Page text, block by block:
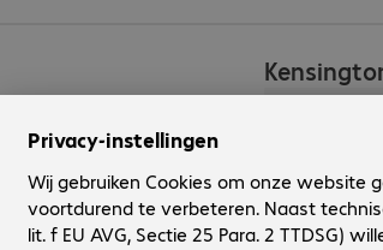
Productnr.:
Functies:
Schermgrootte:
Oppervlakte: